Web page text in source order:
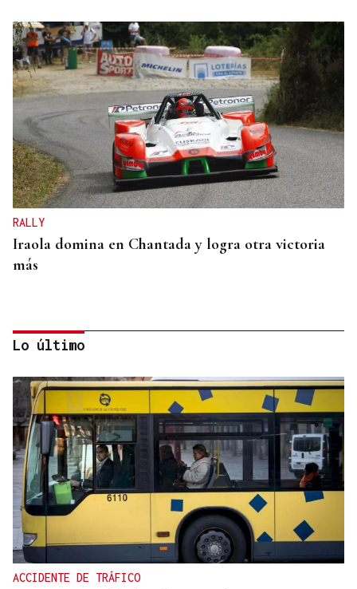
RALLY
Iraola domina en Chantada y logra otra victoria
más
A TODA VELOCIDAD
Vídeo | Así fue el espectacular salto de “Cohete”
Suárez en el Rally Rías Baixas que dejó sin
respiración a los aficionados
Lo último
ACCIDENTE DE TRÁFICO